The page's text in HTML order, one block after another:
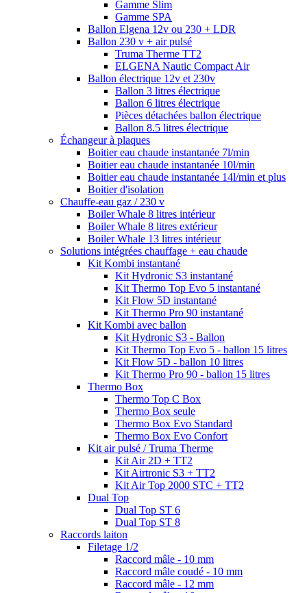
Gamme Slim
Gamme SPA
Ballon Elgena 12v ou 230 + LDR
Ballon 230 v + air pulsé
Truma Therme TT2
ELGENA Nautic Compact Air
Ballon électrique 12v et 230v
Ballon 3 litres électrique
Ballon 6 litres électrique
Pièces détachées ballon électrique
Ballon 8.5 litres électrique
Échangeur à plaques
Boitier eau chaude instantanée 7l/min
Boitier eau chaude instantanée 10l/min
Boitier eau chaude instantanée 14l/min et plus
Boitier d'isolation
Chauffe-eau gaz / 230 v
Boiler Whale 8 litres intérieur
Boiler Whale 8 litres extérieur
Boiler Whale 13 litres intérieur
Solutions intégrées chauffage + eau chaude
Kit Kombi instantané
Kit Hydronic S3 instantané
Kit Thermo Top Evo 5 instantané
Kit Flow 5D instantané
Kit Thermo Pro 90 instantané
Kit Kombi avec ballon
Kit Hydronic S3 - Ballon
Kit Thermo Top Evo 5 - ballon 15 litres
Kit Flow 5D - ballon 10 litres
Kit Thermo Pro 90 - ballon 15 litres
Thermo Box
Thermo Top C Box
Thermo Box seule
Thermo Box Evo Standard
Thermo Box Evo Confort
Kit air pulsé / Truma Therme
Kit Air 2D + TT2
Kit Airtronic S3 + TT2
Kit Air Top 2000 STC + TT2
Dual Top
Dual Top ST 6
Dual Top ST 8
Raccords laiton
Filetage 1/2
Raccord mâle - 10 mm
Raccord mâle coudé - 10 mm
Raccord mâle - 12 mm